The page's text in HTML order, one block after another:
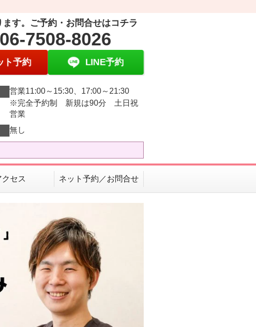
ます。ご予約・お問合せはコチラ
06-7508-8026
ト予約 LINE予約
営業11:00～15:30、17:00～21:30
※完全予約制 新規は90分 土日祝
営業
無し
クセス ネット予約／お問合せ